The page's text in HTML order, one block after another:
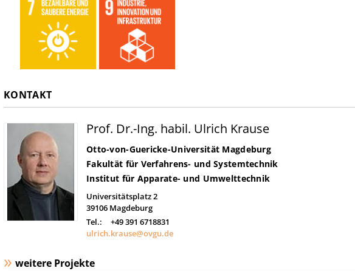
KONTAKT
Prof. Dr.-Ing. habil. Ulrich Krause
Otto-von-Guericke-Universität Magdeburg
Fakultät für Verfahrens- und Systemtechnik
Institut für Apparate- und Umwelttechnik
Universitätsplatz 2
39106 Magdeburg
Tel.:
+49 391 6718831
ulrich.krause@ovgu.de
weitere Projekte